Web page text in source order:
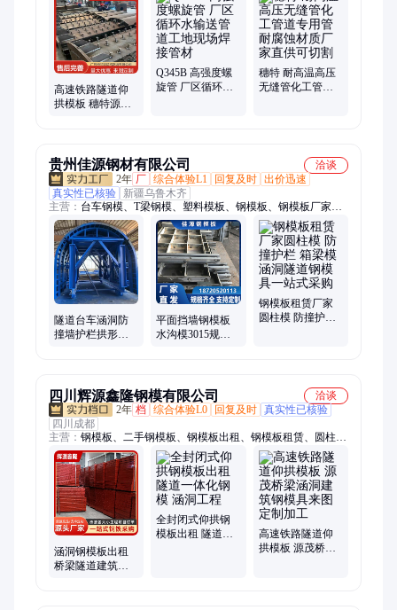
埋件、H型钢、工字钢、镀锌槽钢、镀锌角钢、钢盖梁
高速铁路隧道仰
拱模板 穗特源头
Q345B 高强度螺
旋管 厂区循环水
穗特 耐高温高压
无缝管化工管道
贵州佳源钢材有限公司
洽谈
2年 厂 综合体验L1 回复及时 出价迅速
真实性已核验
新疆乌鲁木齐
主营： 台车钢模、T梁钢模、塑料模板、钢模板、钢模板厂家、
钢模板租赁、圆柱钢模板、平面钢模板、箱梁钢模板、钢模板出
租、塑钢模板、回收钢模板、防撞墙钢模板、二手钢模板、贵州
钢模板、四川钢模板、重庆钢模板、广西钢模板、甘肃钢模板、
陕西钢模板、架子管、二手架子管、二手塑料模板
隧道台车涵洞防
撞墙护栏拱形骨
平面挡墙钢模板
水沟模3015规格
钢模板租赁厂家
圆柱模 防撞护栏
四川辉源鑫隆钢模有限公司
洽谈
2年 档 综合体验L0 回复及时 真实性已核验
四川成都
主营： 钢模板、二手钢模板、钢模板出租、钢模板租赁、圆柱钢
模板、组合钢模板、台车钢模板、贵州钢模板、四川钢模板、重
庆钢模板、钢模板定制、隧道钢模板、防撞墙钢模板、钢模板加
工、工程箱桥梁模板、T梁模板
涵洞钢模板出租
桥梁隧道建筑排
全封闭式仰拱钢
模板出租 隧道一
高速铁路隧道仰
拱模板 源茂桥梁